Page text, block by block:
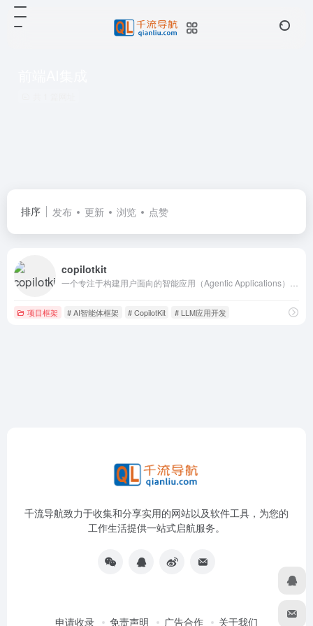
排序 发布 更新 浏览 点赞
copilotkit
项目框架 # AI智能体框架 # CopilotKit # LLM应用开发
千流导航致力于收集和分享实用的网站以及软件工具，为您的
工作生活提供一站式启航服务。
申请收录 免责声明 广告合作 关于我们